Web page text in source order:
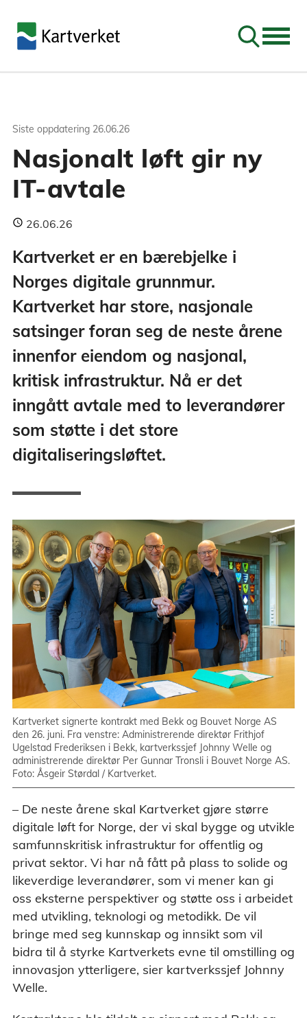
Søk
Siste oppdatering 26.06.26
Nasjonalt løft gir ny
IT-avtale
26.06.26
Kartverket er en bærebjelke i
Norges digitale grunnmur.
Kartverket har store, nasjonale
satsinger foran seg de neste årene
innenfor eiendom og nasjonal,
kritisk infrastruktur. Nå er det
inngått avtale med to leverandører
som støtte i det store
digitaliseringsløftet.
Kartverket signerte kontrakt med Bekk og Bouvet Norge AS
den 26. juni. Fra venstre: Administrerende direktør Frithjof
Ugelstad Frederiksen i Bekk, kartverkssjef Johnny Welle og
administrerende direktør Per Gunnar Tronsli i Bouvet Norge AS.
Foto: Åsgeir Størdal / Kartverket.
– De neste årene skal Kartverket gjøre større
digitale løft for Norge, der vi skal bygge og utvikle
samfunnskritisk infrastruktur for offentlig og
privat sektor. Vi har nå fått på plass to solide og
likeverdige leverandører, som vi mener kan gi
oss eksterne perspektiver og støtte oss i arbeidet
med utvikling, teknologi og metodikk. De vil
bringe med seg kunnskap og innsikt som vil
bidra til å styrke Kartverkets evne til omstilling og
innovasjon ytterligere, sier kartverkssjef Johnny
Welle.